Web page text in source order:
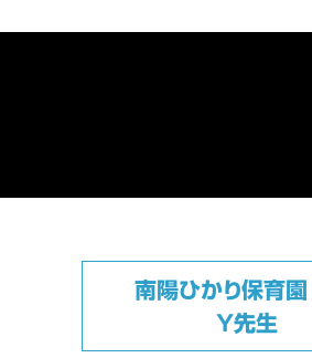
南陽ひかり保育
Y先生